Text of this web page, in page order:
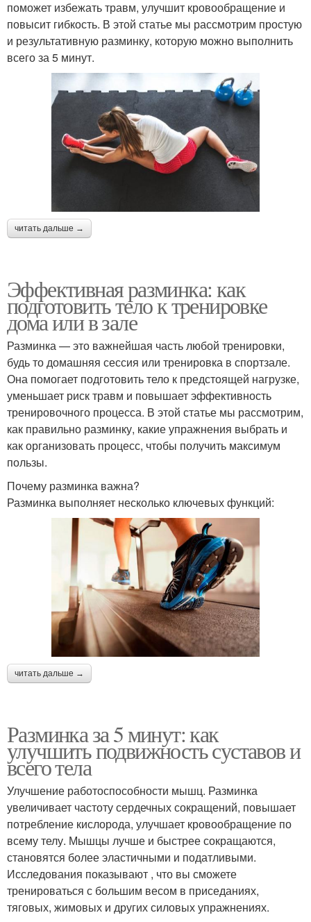
поможет избежать травм, улучшит кровообращение и
повысит гибкость. В этой статье мы рассмотрим простую
и результативную разминку, которую можно выполнить
всего за 5 минут.
читать дальше →
Эффективная разминка: как
подготовить тело к тренировке
дома или в зале
Разминка — это важнейшая часть любой тренировки,
будь то домашняя сессия или тренировка в спортзале.
Она помогает подготовить тело к предстоящей нагрузке,
уменьшает риск травм и повышает эффективность
тренировочного процесса. В этой статье мы рассмотрим,
как правильно разминку, какие упражнения выбрать и
как организовать процесс, чтобы получить максимум
пользы.
Почему разминка важна?
Разминка выполняет несколько ключевых функций:
читать дальше →
Разминка за 5 минут: как
улучшить подвижность суставов и
всего тела
Улучшение работоспособности мышц. Разминка
увеличивает частоту сердечных сокращений, повышает
потребление кислорода, улучшает кровообращение по
всему телу. Мышцы лучше и быстрее сокращаются,
становятся более эластичными и податливыми.
Исследования показывают , что вы сможете
тренироваться с большим весом в приседаниях,
тяговых, жимовых и других силовых упражнениях.